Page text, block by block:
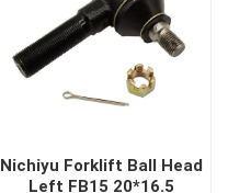
Nichiyu Forklift Ball Head
Left FB15 20*16.5